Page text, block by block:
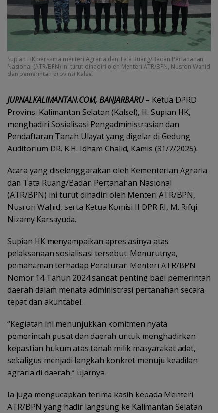
Supian HK bersama menteri Agraria dan Tata Ruang/Badan Pertanahan
Nasional (ATR/BPN) ini turut dihadiri oleh Menteri ATR/BPN, Nusron Wahid
dan pemerintah provinsi Kalsel
JURNALKALIMANTAN.COM, BANJARBARU – Ketua DPRD
Provinsi Kalimantan Selatan (Kalsel), H. Supian HK,
menghadiri Sosialisasi Pengadministrasian dan
Pendaftaran Tanah Ulayat yang digelar di Gedung
Auditorium DR. K.H. Idham Chalid, Kamis (31/7/2025).
Acara yang diselenggarakan oleh Kementerian Agraria
dan Tata Ruang/Badan Pertanahan Nasional
(ATR/BPN) ini turut dihadiri oleh Menteri ATR/BPN,
Nusron Wahid, serta Ketua Komisi II DPR RI, M. Rifqi
Nizamy Karsayuda.
Supian HK menyampaikan apresiasinya atas
pelaksanaan sosialisasi tersebut. Menurutnya,
pemahaman terhadap Peraturan Menteri ATR/BPN
Nomor 14 Tahun 2024 sangat penting bagi pemerintah
daerah dalam menata administrasi pertanahan secara
tepat dan akuntabel.
“Kegiatan ini menunjukkan komitmen nyata
pemerintah pusat dan daerah untuk menghadirkan
kepastian hukum atas tanah milik masyarakat adat,
sekaligus menjadi langkah konkret menuju keadilan
agraria di daerah,” ujarnya.
Ia juga mengucapkan terima kasih kepada Menteri
ATR/BPN yang hadir langsung ke Kalimantan Selatan